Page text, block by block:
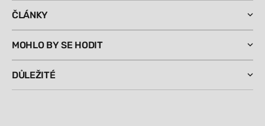
ČLÁNKY
MOHLO BY SE HODIT
DŮLEŽITÉ